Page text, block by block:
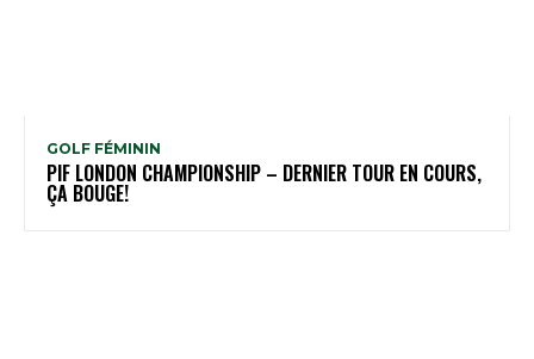
GOLF FÉMININ
PIF LONDON CHAMPIONSHIP – DERNIER TOUR EN COURS,
ÇA BOUGE!